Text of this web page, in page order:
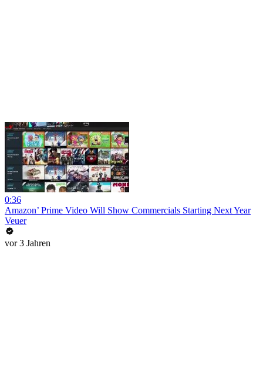
0:36
Amazon’ Prime Video Will Show Commercials Starting Next Year
Veuer
vor 3 Jahren